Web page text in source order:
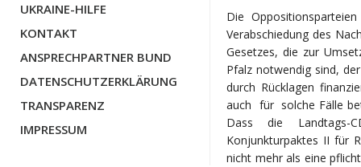
UKRAINE-HILFE
KONTAKT
ANSPRECHPARTNER BUND
DATENSCHUTZERKLÄRUNG
TRANSPARENZ
IMPRESSUM
Die
Verabschiedung des
Gesetzes, die zur
Pfalz notwendig sind,
durch Rücklagen
auch für solche Fälle
Dass die
Konjunkturpaktes II für
nicht mehr als eine